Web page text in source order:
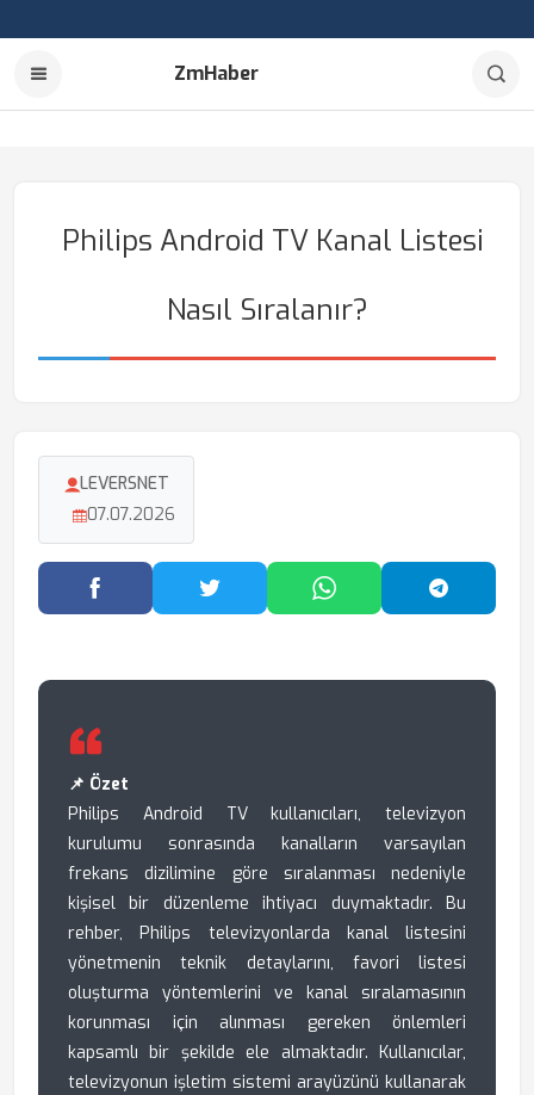
ZmHaber
Philips Android TV Kanal Listesi
Nasıl Sıralanır?
LEVERSNET
07.07.2026
Facebook'ta PaylaşTwitter'da PaylaşWhatsApp'ta Paylaş
📌 Özet
Philips Android TV kullanıcıları, televizyon
kurulumu sonrasında kanalların varsayılan
frekans dizilimine göre sıralanması nedeniyle
kişisel bir düzenleme ihtiyacı duymaktadır. Bu
rehber, Philips televizyonlarda kanal listesini
yönetmenin teknik detaylarını, favori listesi
oluşturma yöntemlerini ve kanal sıralamasının
korunması için alınması gereken önlemleri
kapsamlı bir şekilde ele almaktadır. Kullanıcılar,
televizyonun işletim sistemi arayüzünü kullanarak